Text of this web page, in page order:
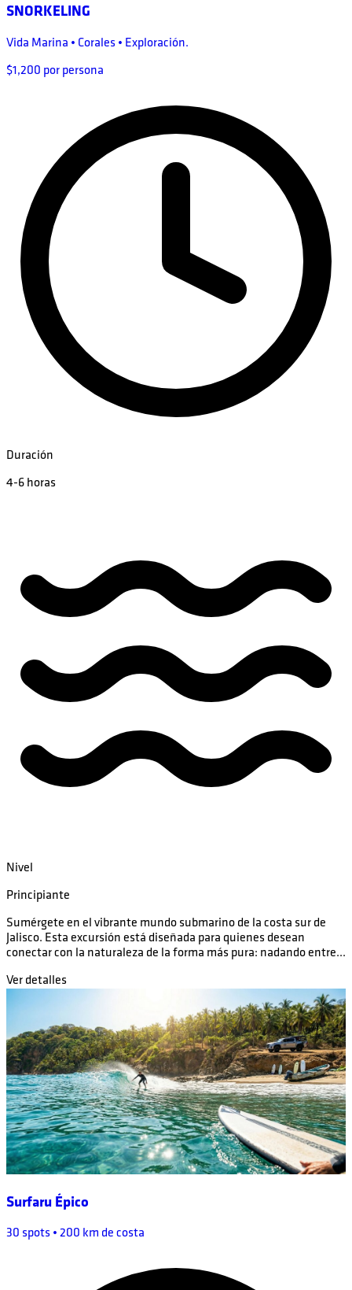
SNORKELING
Vida Marina • Corales • Exploración.
$1,200 por persona
Duración
4-6 horas
Nivel
Principiante
Sumérgete en el vibrante mundo submarino de la costa sur de
Jalisco. Esta excursión está diseñada para quienes desean
conectar con la naturaleza de la forma más pura: nadando entre...
Ver detalles
Surfaru Épico
30 spots • 200 km de costa